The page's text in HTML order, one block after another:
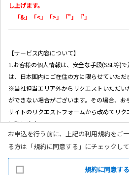
し上げます。
「&」「<」「>」「"」「'」
【サービス内容について】
1.お客様の個人情報は、安全な手段(SSL等)
は、日本国内にご在住の方に限らせていただ
※当社担当エリア外からリクエストいただい
ができない場合がございます。その場合、
サイトのリクエストフォームから改めてリ
い致します。
3.ゴールデンウイーク・夏季・年末年始など
応が遅れる場合がございます。
4.本規約は事前の告知なく変更することがあ
ジにてご確認いただくものとします。
お申込を行う前に、上記の利用規約をご
る方は「規約に同意する」にチェックして
規約に同意する